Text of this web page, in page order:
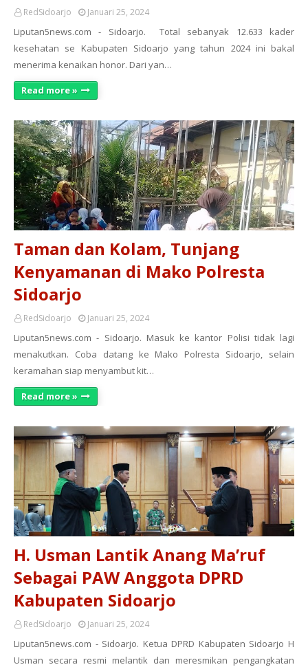
RedSidoarjo Januari 25, 2024
Liputan5news.com - Sidoarjo. Total sebanyak 12.633 kader
kesehatan se Kabupaten Sidoarjo yang tahun 2024 ini bakal
menerima kenaikan honor. Dari yan…
Read more »
Taman dan Kolam, Tunjang
Kenyamanan di Mako Polresta
Sidoarjo
RedSidoarjo Januari 25, 2024
Liputan5news.com - Sidoarjo. Masuk ke kantor Polisi tidak lagi
menakutkan. Coba datang ke Mako Polresta Sidoarjo, selain
keramahan siap menyambut kit…
Read more »
H. Usman Lantik Anang Ma’ruf
Sebagai PAW Anggota DPRD
Kabupaten Sidoarjo
RedSidoarjo Januari 25, 2024
Liputan5news.com - Sidoarjo. Ketua DPRD Kabupaten Sidoarjo H
Usman secara resmi melantik dan meresmikan pengangkatan